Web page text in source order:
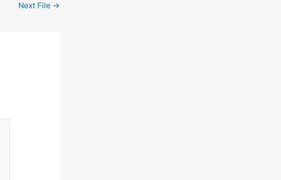
Next File →